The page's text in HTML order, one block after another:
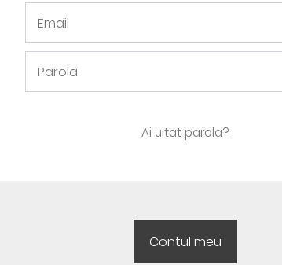
Ai uitat parola?